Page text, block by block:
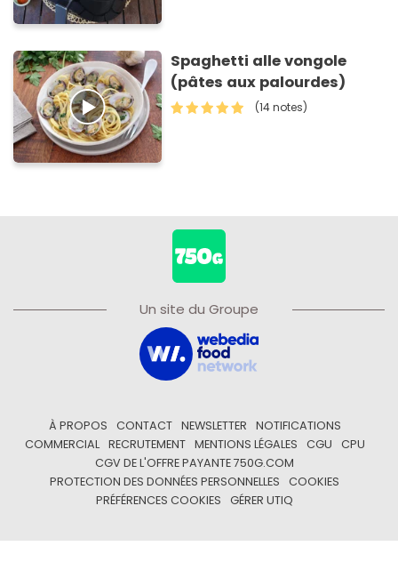
Spaghetti alle vongole
(pâtes aux palourdes)
(14 notes)
Un site du Groupe
À PROPOS CONTACT NEWSLETTER
NOTIFICATIONS
COMMERCIAL
RECRUTEMENT MENTIONS LÉGALES CGU
CPU
CGV DE L'OFFRE PAYANTE 750G.COM
PROTECTION DES DONNÉES PERSONNELLES
COOKIES
PRÉFÉRENCES COOKIES
GÉRER UTIQ